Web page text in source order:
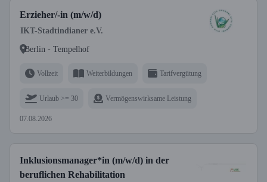
Erzieher/-in (m/w/d)
IKT-Stadtindianer e.V.
Berlin - Tempelhof
Vollzeit Weiterbildungen Tarifvergütung
Urlaub >= 30 Vermögenswirksame Leistung
07.08.2026
Inklusionsmanager*in (m/w/d) in der
beruflichen Rehabilitation